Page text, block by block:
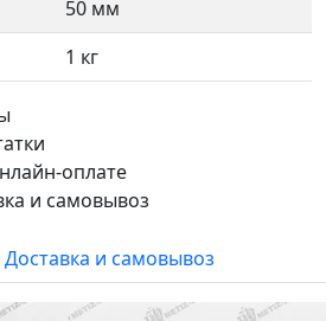
50 мм
1 кг
оплате
и самовывоз
Доставка и самовывоз